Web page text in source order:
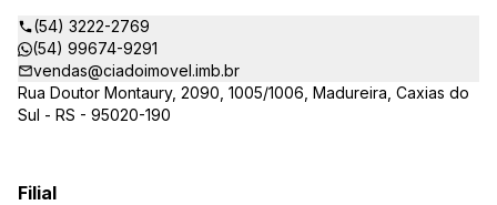
(54) 3222-2769
(54) 99674-9291
vendas@ciadoimovel.imb.br
Rua Doutor Montaury, 2090, 1005/1006, Madureira, Caxias do
Sul - RS - 95020-190
Filial